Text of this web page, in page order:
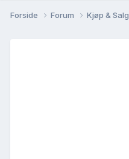
Forside Forum Kjøp & Salg